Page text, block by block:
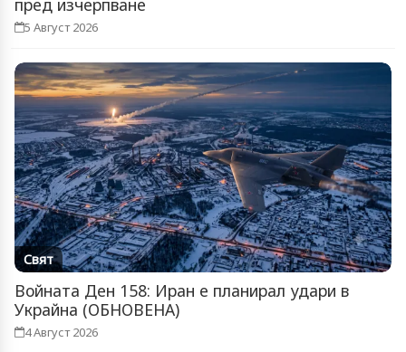
пред изчерпване
5 Август 2026
Свят
Войната Ден 158: Иран е планирал удари в
Украйна (ОБНОВЕНА)
4 Август 2026